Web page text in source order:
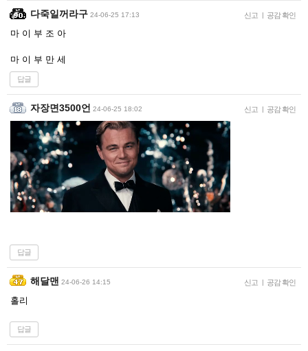
다죽일꺼라구 24-06-25 17:13 신고 | 공감 확인
마 이 부 조 아
마 이 부 만 세
답글
자장면3500언 24-06-25 18:02 신고 | 공감 확인
답글
해달맨 24-06-26 14:15 신고 | 공감 확인
홀리
답글